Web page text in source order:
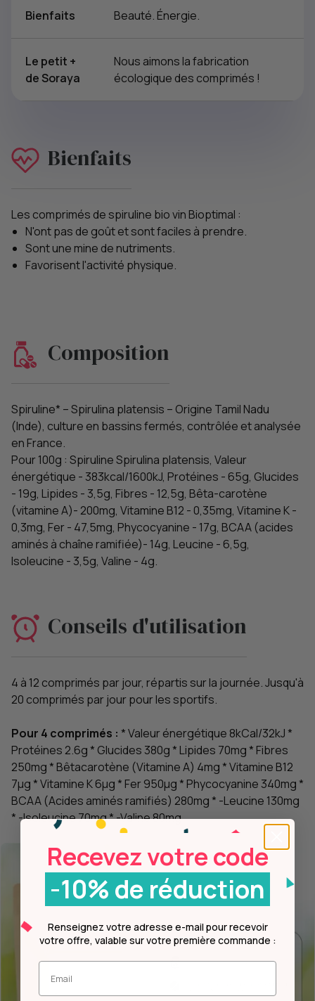
Bienfaits Beauté. Énergie.
Le petit +
de Soraya
Nous aimons la fabrication
écologique des comprimés !
Bienfaits
Les comprimés de spiruline bio vin Bioptimal :
N'ont pas de goût et sont faciles à prendre.
Sont une mine de nutriments.
Favorisent l'activité physique.
Composition
Spiruline* – Spirulina platensis – Origine Tamil Nadu
(Inde), culture en bassins fermés, contrôlée et analysée
en France.
Pour 100g : Spiruline Spirulina platensis, Valeur
énergétique - 383kcal/1600kJ, Protéines - 65g, Glucides
- 19g, Lipides - 3,5g, Fibres - 12,5g, Bêta-carotène
(vitamine A)- 200mg, Vitamine B12 - 0,35mg, Vitamine K -
0,3mg, Fer - 47,5mg, Phycocyanine - 17g, BCAA (acides
aminés à chaîne ramifiée)- 14g, Leucine - 6,5g,
Isoleucine - 3,5g, Valine - 4g.
Conseils d'utilisation
4 à 12 comprimés par jour, répartis sur la journée. Jusqu'à
20 comprimés par jour pour les sportifs.
Pour 4 comprimés : * Valeur énergétique 8kCal/32kJ *
Protéines 2.6g * Glucides 380g * Lipides 70mg * Fibres
250mg * Bêtacarotène (Vitamine A) 4mg * Vitamine B12
7µg * Vitamine K 6µg * Fer 950µg * Phycocyanine 340mg *
BCAA (Acides aminés ramifiés) 280mg * -Leucine 130mg
* -Isoleucine 70mg * -Valine 80mg
Recevez votre code
-10% de réduction
Renseignez votre adresse e-mail pour recevoir
votre offre, valable sur votre première commande :
Entrez votre mail.